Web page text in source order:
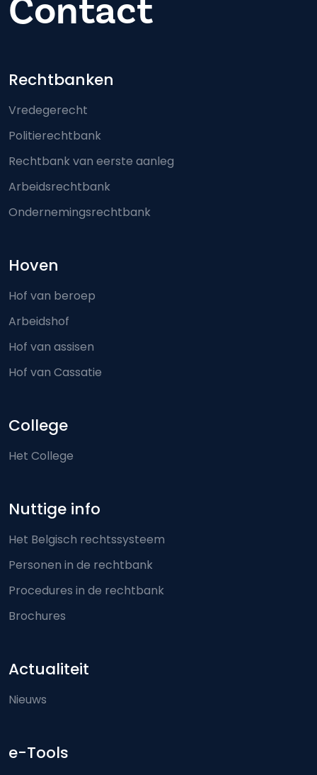
Contact
Footer-menu
Rechtbanken
Vredegerecht
Politierechtbank
Rechtbank van eerste aanleg
Arbeidsrechtbank
Ondernemingsrechtbank
Hoven
Hof van beroep
Arbeidshof
Hof van assisen
Hof van Cassatie
College
Het College
Nuttige info
Het Belgisch rechtssysteem
Personen in de rechtbank
Procedures in de rechtbank
Brochures
Actualiteit
Nieuws
e-Tools